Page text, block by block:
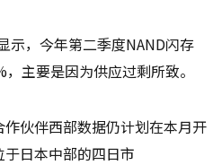
示，今年第二季度NAND闪存
主要是因为供应过剩所致。
伙伴西部数据仍计划在本月开
日本中部的四日市